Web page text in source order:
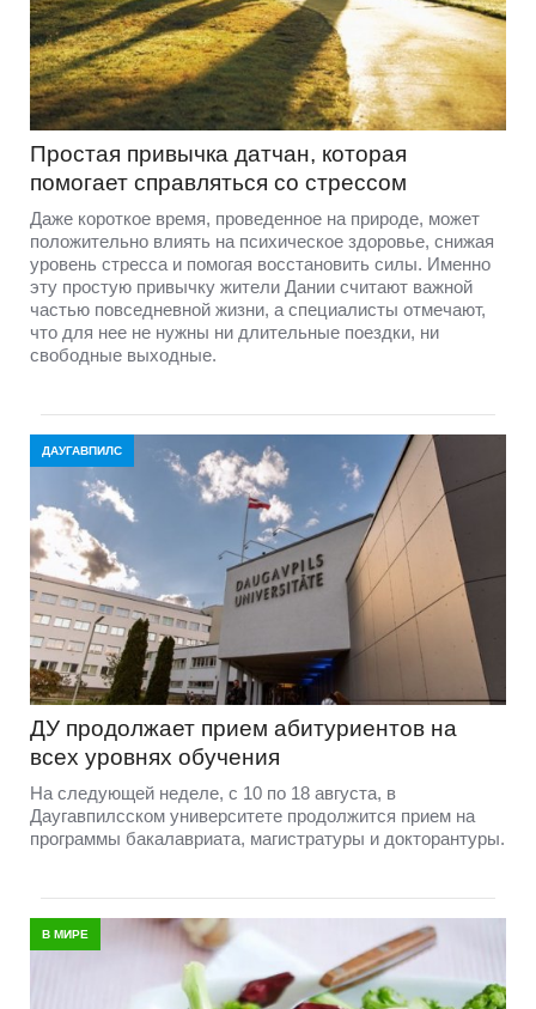
Простая привычка датчан, которая
помогает справляться со стрессом
Даже короткое время, проведенное на природе, может
положительно влиять на психическое здоровье, снижая
уровень стресса и помогая восстановить силы. Именно
эту простую привычку жители Дании считают важной
частью повседневной жизни, а специалисты отмечают,
что для нее не нужны ни длительные поездки, ни
свободные выходные.
ДАУГАВПИЛС
ДУ продолжает прием абитуриентов на
всех уровнях обучения
На следующей неделе, с 10 по 18 августа, в
Даугавпилсском университете продолжится прием на
программы бакалавриата, магистратуры и докторантуры.
В МИРЕ